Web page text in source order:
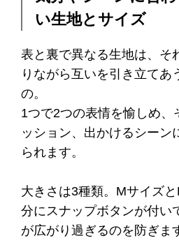
い生地とサイズ
表と裏で異なる生地は、そ
りながら互いを引き立てあ
の。
1つで2つの表情を愉しめ、
ッション、出かけるシーン
られます。
大きさは3種類。Mサイズ
分にスナップボタンが付い
が広がり過ぎるのを防ぎま